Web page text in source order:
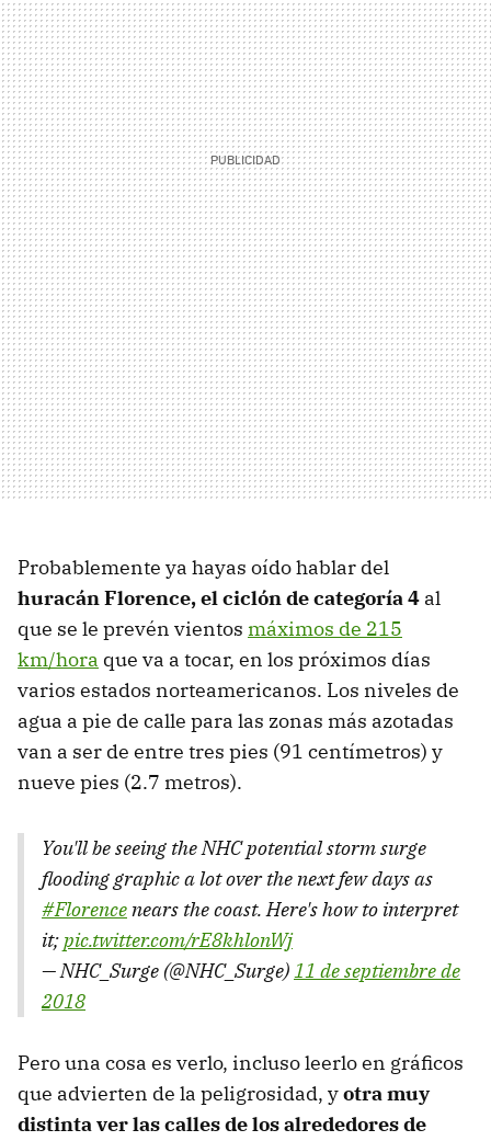
Probablemente ya hayas oído hablar del
huracán Florence, el ciclón de categoría 4 al
que se le prevén vientos máximos de 215
km/hora que va a tocar, en los próximos días
varios estados norteamericanos. Los niveles de
agua a pie de calle para las zonas más azotadas
van a ser de entre tres pies (91 centímetros) y
nueve pies (2.7 metros).
You'll be seeing the NHC potential storm surge
flooding graphic a lot over the next few days as
#Florencenears the coast. Here's how to interpret
it;pic.twitter.com/rE8khlonWj
— NHC_Surge (@NHC_Surge)11 de septiembre de
2018
Pero una cosa es verlo, incluso leerlo en gráficos
que advierten de la peligrosidad, yotra muy
distinta ver las calles de los alrededores de